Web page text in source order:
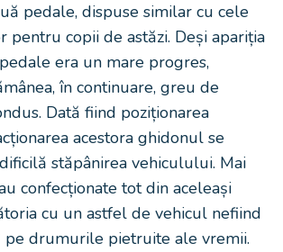
pedale, dispuse similar cu cele
pentru copii de astăzi. Deși apariția
era un mare progres,
în continuare, greu de
Dată fiind poziționarea
acestora ghidonul se
stăpânirea vehiculului. Mai
confecționate tot din aceleași
cu un astfel de vehicul nefiind
pe drumurile pietruite ale vremii.